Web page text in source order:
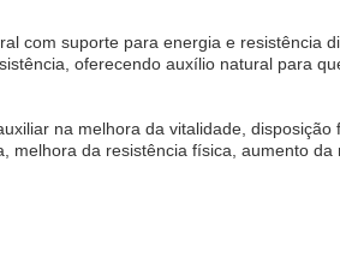
com suporte para energia e resistência
oferecendo auxílio natural para
na melhora da vitalidade, disposição
melhora da resistência física, aumento